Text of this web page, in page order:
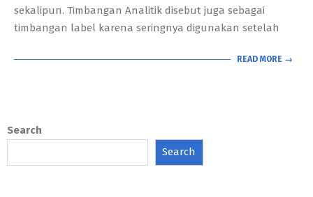
sekalipun. Timbangan Analitik disebut juga sebagai
timbangan label karena seringnya digunakan setelah
READ MORE →
Search
Search